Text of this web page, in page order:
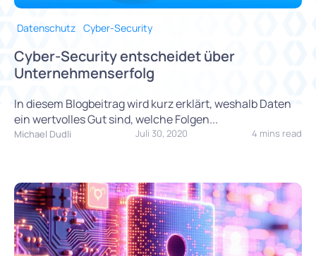
Datenschutz Cyber-Security
Cyber-Security entscheidet über
Unternehmenserfolg
In diesem Blogbeitrag wird kurz erklärt, weshalb Daten
ein wertvolles Gut sind, welche Folgen...
Michael Dudli Juli 30, 2020 4 mins read